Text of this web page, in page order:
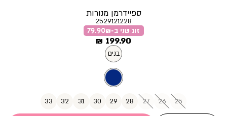
ספיידרמן מנורות
2529121228
זוג שני ב-79.90₪
מחיר
מוצר
199.90 ₪
בנים
25
26
27
28
29
30
31
32
33